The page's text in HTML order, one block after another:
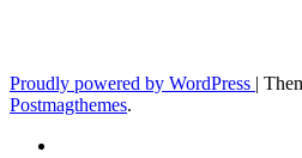
Proudly powered by WordPress |
Postmagthemes.